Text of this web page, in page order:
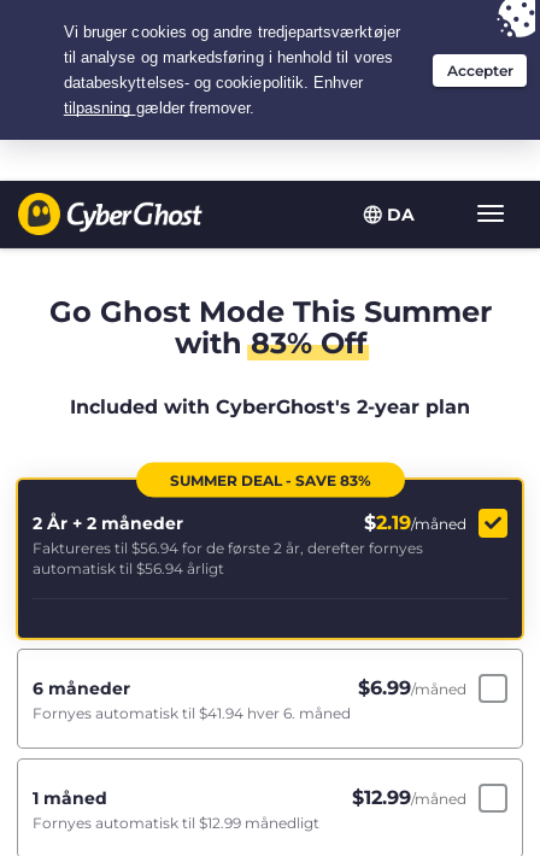
DA
Slå
Your choice:The Best Dealfor 2.1666666666667-years at $
/month
Go Ghost Mode This Summer
with83% Off
Included with CyberGhost's 2-year plan
SUMMER DEAL - SAVE 83%
2 År + 2 måneder $2.19/måned
Faktureres til $56.94 for de første 2 år, derefter fornyes
automatisk til $56.94 årligt
6 måneder $6.99/måned
Fornyes automatisk til $41.94 hver 6. måned
1 måned $12.99/måned
Fornyes automatisk til $12.99 månedligt